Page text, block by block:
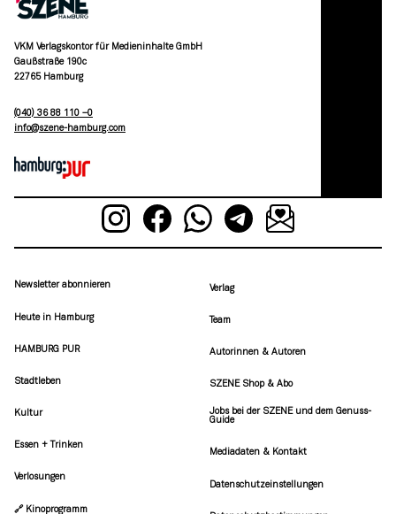
VKM Verlagskontor für Medieninhalte GmbH
Gaußstraße 190c
22765 Hamburg
(040) 36 88 110 –0
moc.grubmah-enezs@ofni
Newsletter abonnieren
Heute in Hamburg
HAMBURG PUR
Stadtleben
Kultur
Essen + Trinken
Verlosungen
🔗 Kinoprogramm
Verlag
Team
Autorinnen & Autoren
SZENE Shop & Abo
Jobs bei der SZENE und dem Genuss-
Guide
Mediadaten & Kontakt
Datenschutzeinstellungen